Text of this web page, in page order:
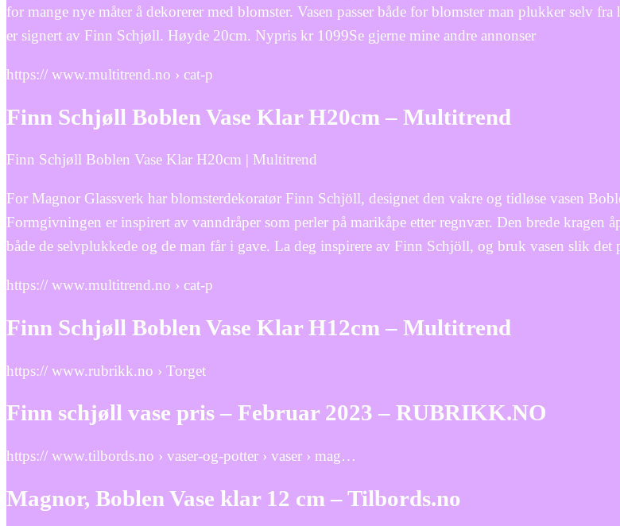
for mange nye måter å dekorerer med blomster. Vasen passer både for blomster man plukker selv
er signert av Finn Schjøll. Høyde 20cm. Nypris kr 1099Se gjerne mine andre annonser
https:// www.multitrend.no › cat-p
Finn Schjøll Boblen Vase Klar H20cm – Multitrend
Finn Schjøll Boblen Vase Klar H20cm | Multitrend
For Magnor Glassverk har blomsterdekoratør Finn Schjöll, designet den vakre og tidløse vasen
Formgivningen er inspirert av vanndråper som perler på marikåpe etter regnvær. Den brede kragen
både de selvplukkede og de man får i gave. La deg inspirere av Finn Schjöll, og bruk vasen slik det
https:// www.multitrend.no › cat-p
Finn Schjøll Boblen Vase Klar H12cm – Multitrend
https:// www.rubrikk.no › Torget
Finn schjøll vase pris – Februar 2023 – RUBRIKK.NO
https:// www.tilbords.no › vaser-og-potter › vaser › mag…
Magnor, Boblen Vase klar 12 cm – Tilbords.no